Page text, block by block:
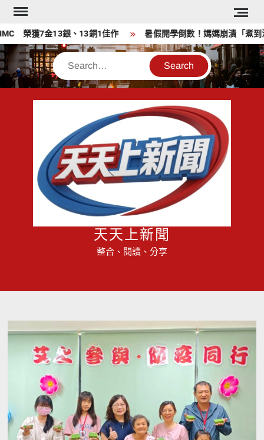
Skip
content
榮獲7金13銀、13銅1佳作 暑假開學倒數！媽媽崩潰「煮到沒
Search
天天上新聞
整合、閱讀、分享